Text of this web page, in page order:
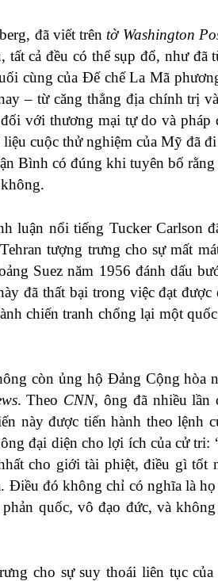
đã viếttrên tờ Washington
cả đều có thể sụp đổ, như đã
cùng của Đế chế La Mã
– từ căng thẳng địa chính trị
với thương mại tự do và pháp
cuộc thử nghiệm của Mỹ đã
Bình có đúng khi tuyên bố
luận nổi tiếng Tucker Carlson
tượng trưng cho sự mất
Suez năm 1956 đánh dấu
đã thất bại trong việc đạt được
chiến tranh chống lại một
còn ủng hộ Đảng Cộng hòa
. Theo CNN, ông đã nhiều lần
này được tiến hành theo lệnh
đại diện cho lợi ích của cử tri:
cho giới tài phiệt, điều gì tốt
Điều đó không chỉ có nghĩa là
quốc, vô đạo đức, và
cho sự suy thoái liên tục của